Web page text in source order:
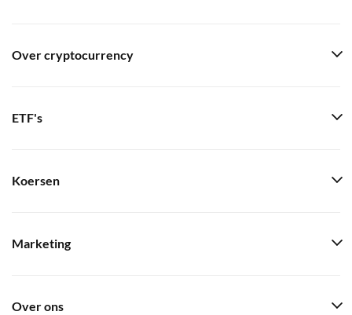
Over cryptocurrency
ETF's
Koersen
Marketing
Over ons